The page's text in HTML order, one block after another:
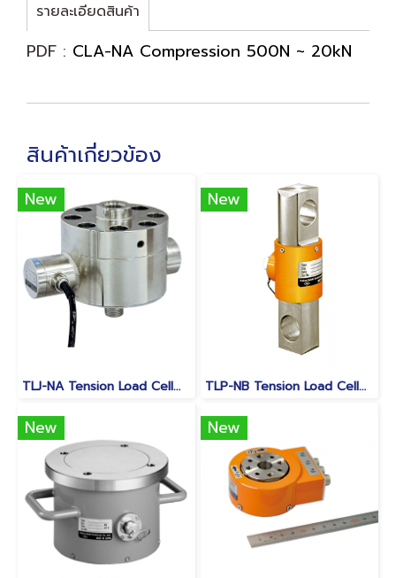
รายละเอียดสินค้า
PDF : CLA-NA Compression 500N ~ 20kN
สินค้าเกี่ยวข้อง
New
TLJ-NA Tension Load Cell 10kN～100kN
New
TLP-NB Tension Load Cell 10kN to 1MN
New New